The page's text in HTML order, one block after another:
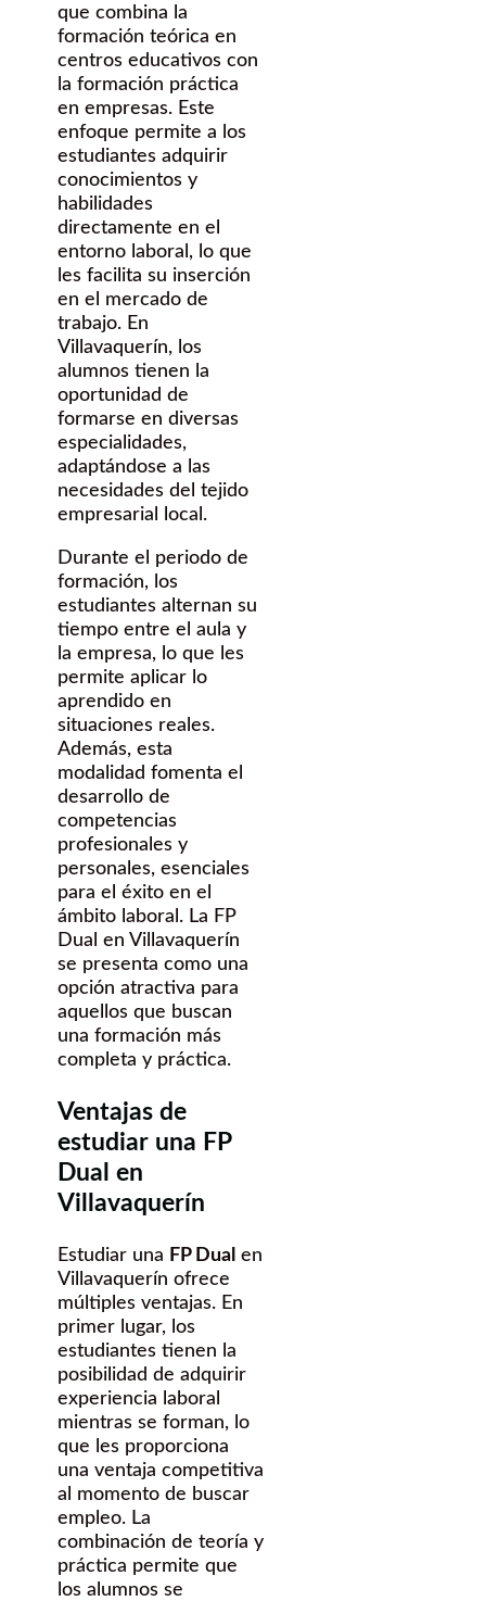
que combina la
formación teórica en
centros educativos con
la formación práctica
en empresas. Este
enfoque permite a los
estudiantes adquirir
conocimientos y
habilidades
directamente en el
entorno laboral, lo que
les facilita su inserción
en el mercado de
trabajo. En
Villavaquerín, los
alumnos tienen la
oportunidad de
formarse en diversas
especialidades,
adaptándose a las
necesidades del tejido
empresarial local.
Durante el periodo de
formación, los
estudiantes alternan su
tiempo entre el aula y
la empresa, lo que les
permite aplicar lo
aprendido en
situaciones reales.
Además, esta
modalidad fomenta el
desarrollo de
competencias
profesionales y
personales, esenciales
para el éxito en el
ámbito laboral. La FP
Dual en Villavaquerín
se presenta como una
opción atractiva para
aquellos que buscan
una formación más
completa y práctica.
Ventajas de
estudiar una FP
Dual en
Villavaquerín
Estudiar una FP Dual en
Villavaquerín ofrece
múltiples ventajas. En
primer lugar, los
estudiantes tienen la
posibilidad de adquirir
experiencia laboral
mientras se forman, lo
que les proporciona
una ventaja competitiva
al momento de buscar
empleo. La
combinación de teoría y
práctica permite que
los alumnos se